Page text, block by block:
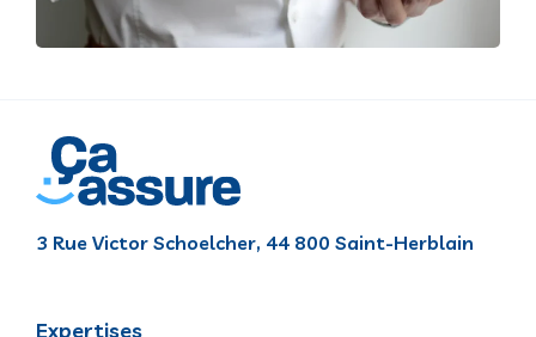
3 Rue Victor Schoelcher, 44 800 Saint-Herblain
Expertises